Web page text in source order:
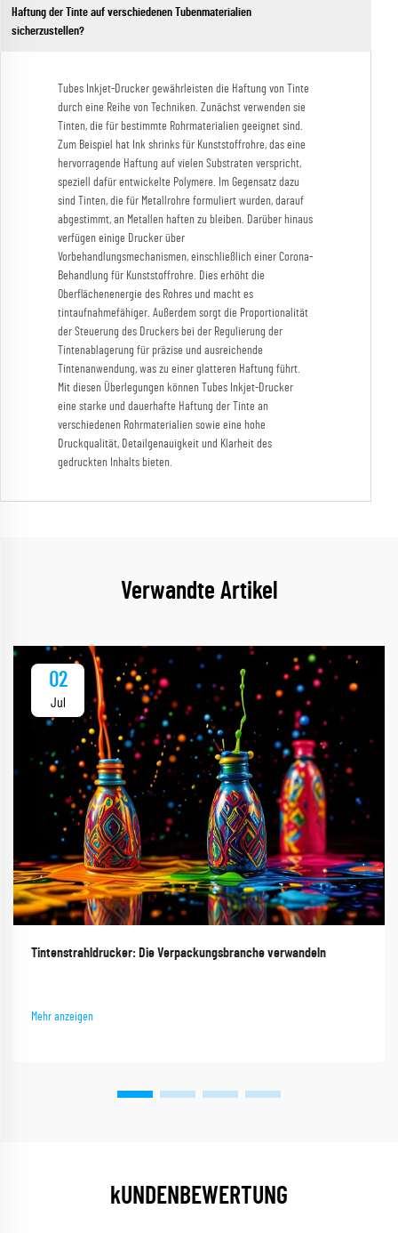
Haftung der Tinte auf verschiedenen Tubenmaterialien
sicherzustellen?
Tubes Inkjet-Drucker gewährleisten die Haftung von Tinte
durch eine Reihe von Techniken. Zunächst verwenden sie
Tinten, die für bestimmte Rohrmaterialien geeignet sind.
Zum Beispiel hat Ink shrinks für Kunststoffrohre, das eine
hervorragende Haftung auf vielen Substraten verspricht,
speziell dafür entwickelte Polymere. Im Gegensatz dazu
sind Tinten, die für Metallrohre formuliert wurden, darauf
abgestimmt, an Metallen haften zu bleiben. Darüber hinaus
verfügen einige Drucker über
Vorbehandlungsmechanismen, einschließlich einer Corona-
Behandlung für Kunststoffrohre. Dies erhöht die
Oberflächenenergie des Rohres und macht es
tintaufnahmefähiger. Außerdem sorgt die Proportionalität
der Steuerung des Druckers bei der Regulierung der
Tintenablagerung für präzise und ausreichende
Tintenanwendung, was zu einer glatteren Haftung führt.
Mit diesen Überlegungen können Tubes Inkjet-Drucker
eine starke und dauerhafte Haftung der Tinte an
verschiedenen Rohrmaterialien sowie eine hohe
Druckqualität, Detailgenauigkeit und Klarheit des
gedruckten Inhalts bieten.
Verwandte Artikel
02
Jul
Tintenstrahldrucker: Die Verpackungsbranche verwandeln
Mehr anzeigen
kUNDENBEWERTUNG